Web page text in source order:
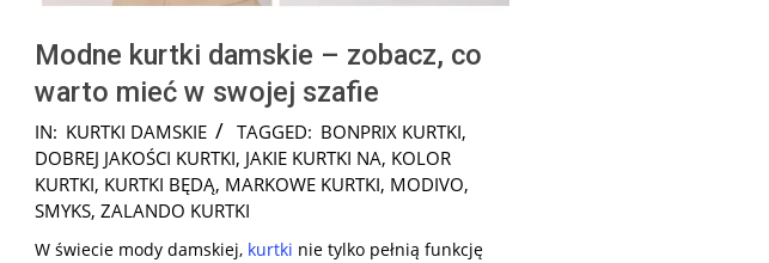
Modne kurtki damskie – zobacz, co
warto mieć w swojej szafie
2024-
12-
19
IN: KURTKI DAMSKIE TAGGED: BONPRIX KURTKI,
DOBREJ JAKOŚCI KURTKI, JAKIE KURTKI NA, KOLOR
KURTKI, KURTKI BĘDĄ, MARKOWE KURTKI, MODIVO,
SMYKS, ZALANDO KURTKI
W świecie mody damskiej, kurtki nie tylko pełnią funkcję